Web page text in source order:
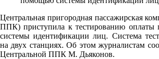
Центральная пригородная пассажирская
ППК) приступила к тестированию оплаты
системы идентификации лиц. Система
на двух станциях. Об этом журналистам
Центральной ППК М. Дьяконов.